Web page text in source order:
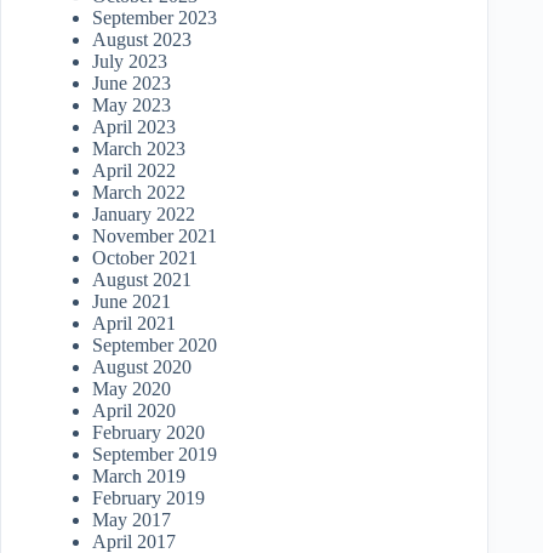
September 2023
August 2023
July 2023
June 2023
May 2023
April 2023
March 2023
April 2022
March 2022
January 2022
November 2021
October 2021
August 2021
June 2021
April 2021
September 2020
August 2020
May 2020
April 2020
February 2020
September 2019
March 2019
February 2019
May 2017
April 2017